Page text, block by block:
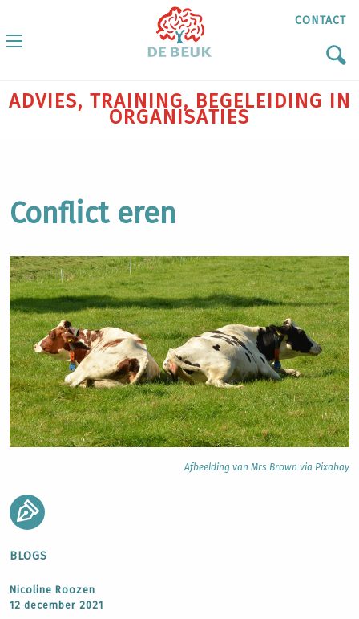
CONTACT
ADVIES, TRAINING, BEGELEIDING IN
ORGANISATIES
Conflict eren
Afbeelding van Mrs Brown via Pixabay
BLOGS
Nicoline Roozen
12 december 2021